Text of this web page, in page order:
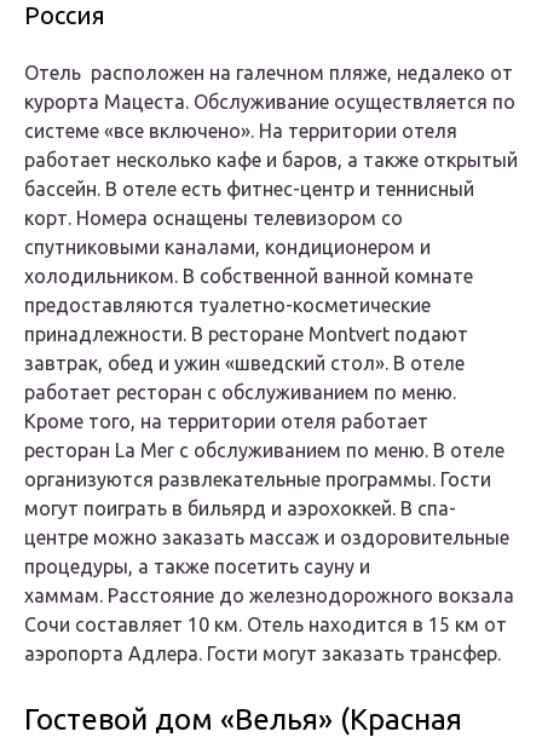
Россия
Отель расположен на галечном пляже, недалеко от
курорта Мацеста. Обслуживание осуществляется по
системе «все включено». На территории отеля
работает несколько кафе и баров, а также открытый
бассейн. В отеле есть фитнес-центр и теннисный
корт. Номера оснащены телевизором со
спутниковыми каналами, кондиционером и
холодильником. В собственной ванной комнате
предоставляются туалетно-косметические
принадлежности. В ресторане Montvert подают
завтрак, обед и ужин «шведский стол». В отеле
работает ресторан с обслуживанием по меню.
Кроме того, на территории отеля работает
ресторан La Mer с обслуживанием по меню. В отеле
организуются развлекательные программы. Гости
могут поиграть в бильярд и аэрохоккей. В спа-
центре можно заказать массаж и оздоровительные
процедуры, а также посетить сауну и
хаммам. Расстояние до железнодорожного вокзала
Сочи составляет 10 км. Отель находится в 15 км от
аэропорта Адлера. Гости могут заказать трансфер.
Гостевой дом «Велья» (Красная